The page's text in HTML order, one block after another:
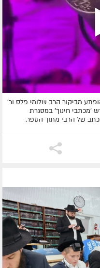
מביקור הרב שלומי פלס ור'
'מכתבי חינוך' במסגרת
של הרבי מתוך הספר.